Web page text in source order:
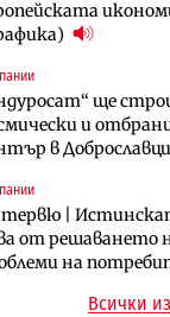
ще
и
в Доброславци
|
от решаването
на
„Козлодуй“ ще
седмици, ако
подписа
на
възложи
план за
продължава
финанси
20 години
на имотите
мост над
става част от
Всички